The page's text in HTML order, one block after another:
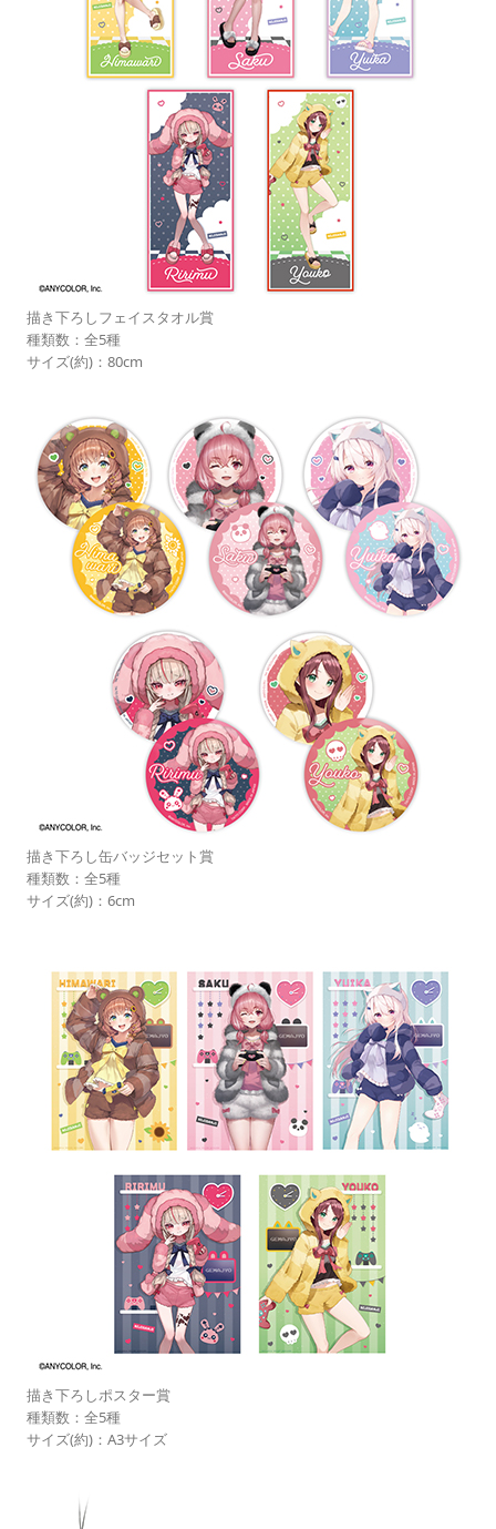
描き下ろしフェイスタオル賞
種類数：全5種
サイズ(約)：80cm
描き下ろし缶バッジセット賞
種類数：全5種
サイズ(約)：6cm
描き下ろしポスター賞
種類数：全5種
サイズ(約)：A3サイズ